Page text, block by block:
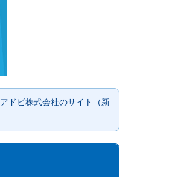
アドビ株式会社のサイト（新